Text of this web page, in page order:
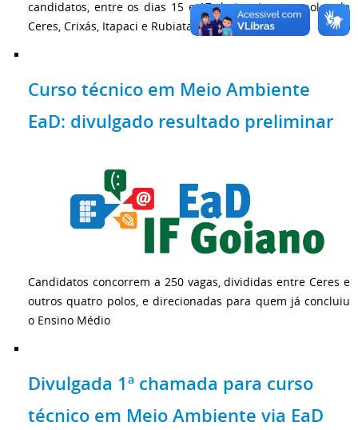
candidatos, entre os dias 15 e 17 de janeiro, nos polos de
Ceres, Crixás, Itapaci e Rubiataba
Curso técnico em Meio Ambiente
EaD: divulgado resultado preliminar
Candidatos concorrem a 250 vagas, divididas entre Ceres e
outros quatro polos, e direcionadas para quem já concluiu
o Ensino Médio
Divulgada 1ª chamada para curso
técnico em Meio Ambiente via EaD